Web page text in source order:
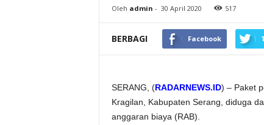
Oleh admin - 30 April 2020 517
BERBAGI Facebook
SERANG, (RADARNEWS.ID) – Paket
Kragilan, Kabupaten Serang, diduga
anggaran biaya (RAB).